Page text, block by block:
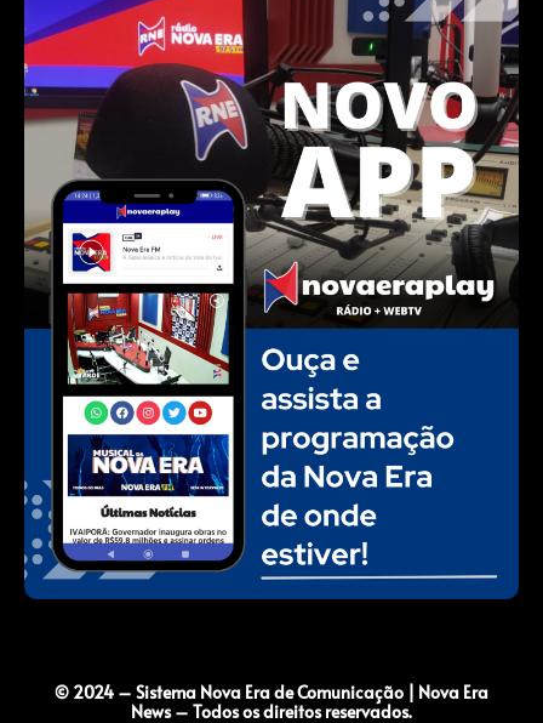
© 2024 – Sistema Nova Era de Comunicação | Nova Era
News – Todos os direitos reservados.